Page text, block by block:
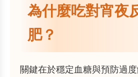
為什麼吃對宵夜
肥？
關鍵在於穩定血糖與預防過